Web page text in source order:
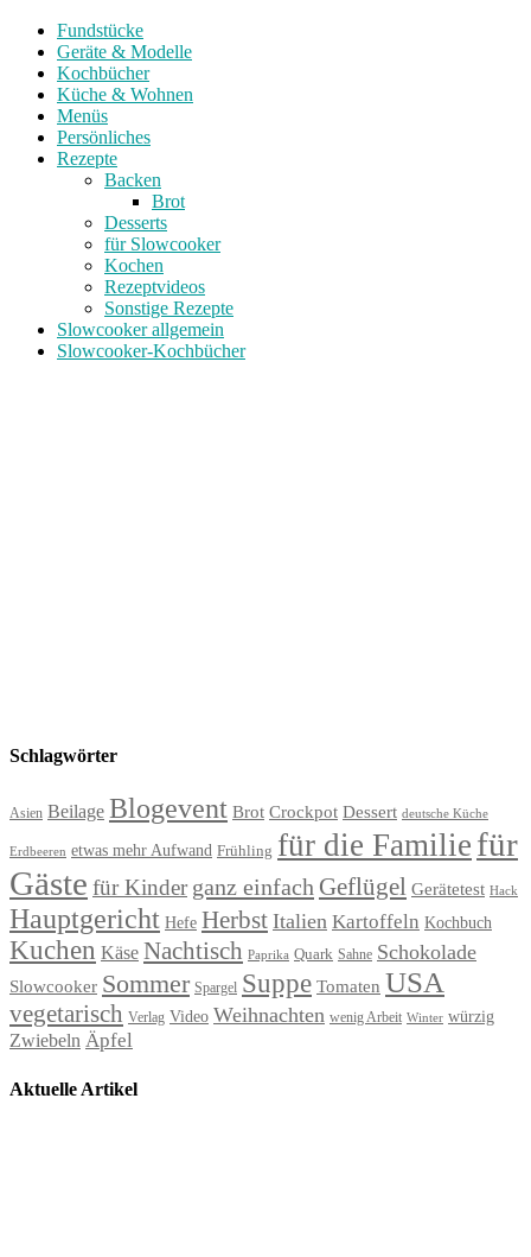
Fundstücke
Geräte & Modelle
Kochbücher
Küche & Wohnen
Menüs
Persönliches
Rezepte
Backen
Brot
Desserts
für Slowcooker
Kochen
Rezeptvideos
Sonstige Rezepte
Slowcooker allgemein
Slowcooker-Kochbücher
Schlagwörter
Asien Beilage Blogevent Brot Crockpot Dessert deutsche Küche
Erdbeeren etwas mehr Aufwand Frühling für die Familie für
Gäste für Kinder ganz einfach Geflügel Gerätetest Hack
Hauptgericht Hefe Herbst Italien Kartoffeln Kochbuch
Kuchen Käse Nachtisch Paprika Quark Sahne Schokolade
Slowcooker Sommer Spargel Suppe Tomaten USA
vegetarisch Verlag Video Weihnachten wenig Arbeit Winter würzig
Zwiebeln Äpfel
Aktuelle Artikel